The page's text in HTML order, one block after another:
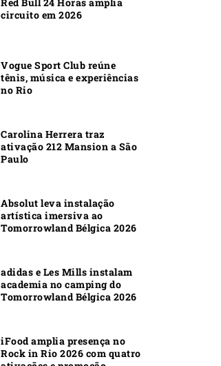
circuito em 2026
Vogue Sport Club reúne
tênis, música e experiências
no Rio
Carolina Herrera traz
ativação 212 Mansion a São
Paulo
Absolut leva instalação
artística imersiva ao
Tomorrowland Bélgica 2026
adidas e Les Mills instalam
academia no camping do
Tomorrowland Bélgica 2026
iFood amplia presença no
Rock in Rio 2026 com quatro